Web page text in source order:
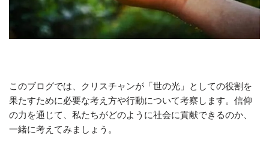
このブログでは、クリスチャンが「世の光」としての役割を
果たすために必要な考え方や行動について考察します。信仰
の力を通じて、私たちがどのように社会に貢献できるのか、
一緒に考えてみましょう。